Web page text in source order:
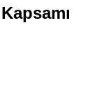
Kapsamı